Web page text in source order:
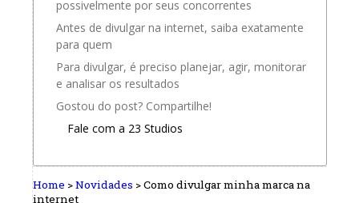
possivelmente por seus concorrentes
Antes de divulgar na internet, saiba exatamente
para quem
Para divulgar, é preciso planejar, agir, monitorar
e analisar os resultados
Gostou do post? Compartilhe!
Fale com a 23 Studios
Home >Novidades >Como divulgar minha marca na
internet